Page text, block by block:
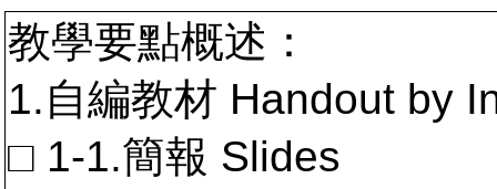
教學要點概述：
1.自編教材 Handout by
□ 1-1.簡報 Slides